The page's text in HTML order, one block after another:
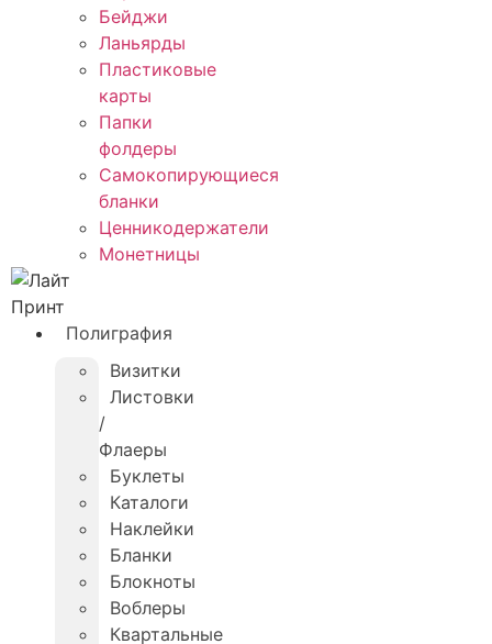
Бейджи
Ланьярды
Пластиковые
карты
Папки
фолдеры
Самокопирующиеся
бланки
Ценникодержатели
Монетницы
Полиграфия
Визитки
Листовки
/
Флаеры
Буклеты
Каталоги
Наклейки
Бланки
Блокноты
Воблеры
Квартальные